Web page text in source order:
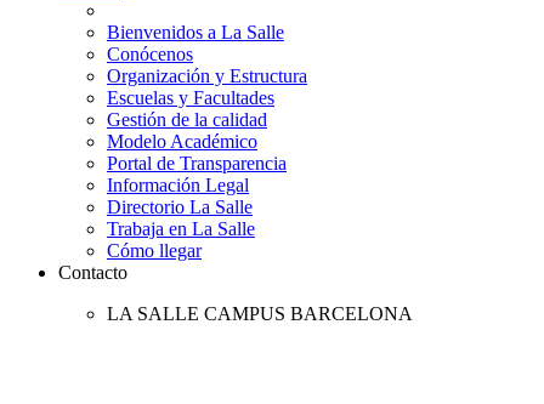
Bienvenidos a La Salle
Conócenos
Organización y Estructura
Escuelas y Facultades
Gestión de la calidad
Modelo Académico
Portal de Transparencia
Información Legal
Directorio La Salle
Trabaja en La Salle
Cómo llegar
Contacto
LA SALLE CAMPUS BARCELONA